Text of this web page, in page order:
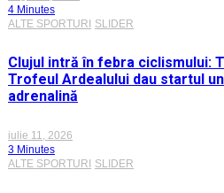
4 Minutes
ALTE SPORTURI SLIDER
Clujul intră în febra ciclismului:
Trofeul Ardealului dau startul
adrenalină
iulie 11, 2026
3 Minutes
ALTE SPORTURI
SLIDER